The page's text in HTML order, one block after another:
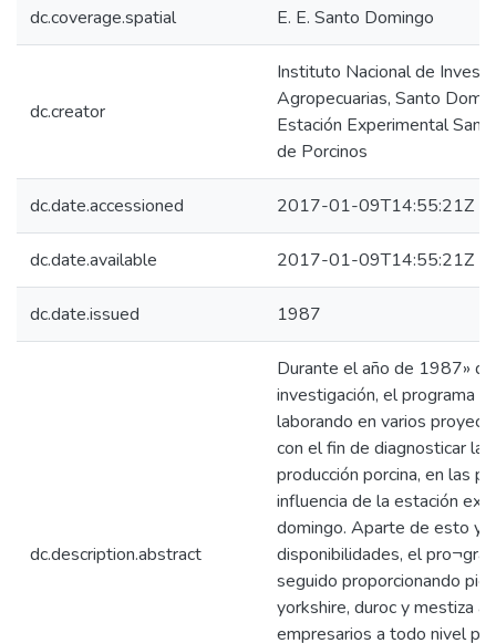
dc.coverage.spatial E. E. Santo Domingo
dc.creator
Instituto Nacional de
Agropecuarias, Santo
Estación Experimental
de Porcinos
dc.date.accessioned 2017-01-09T14:55:21Z
dc.date.available 2017-01-09T14:55:21Z
dc.date.issued 1987
dc.description.abstract
Durante el año de 1987»
investigación, el programa
laborando en varios
con el fin de diagnosticar la
producción porcina, en las
influencia de la estación
domingo. Aparte de esto y
disponibilidades, el
seguido proporcionando pie
yorkshire, duroc y mestiza
empresarios a todo nivel